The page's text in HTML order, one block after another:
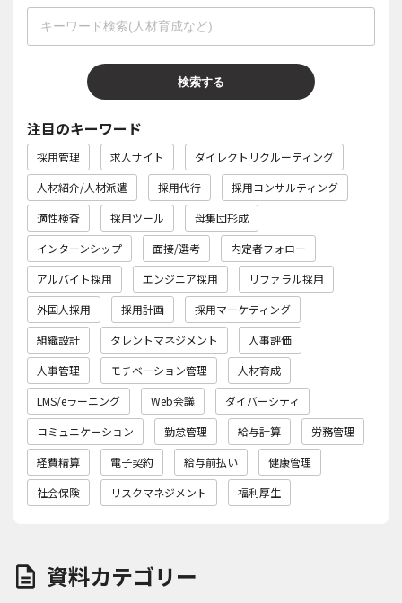
注目のキーワード
採用管理 求人サイト
ダイレクトリクルーティング
人材紹介/人材派遣
採用代行
採用コンサルティング
適性検査
採用ツール
母集団形成
インターンシップ
面接/選考
内定者フォロー
アルバイト採用
エンジニア採用
リファラル採用
外国人採用
採用計画
採用マーケティング
組織設計
タレントマネジメント
人事評価
人事管理
モチベーション管理
人材育成
LMS/eラーニング
Web会議
ダイバーシティ
コミュニケーション
勤怠管理 給与計算
労務管理
経費精算
電子契約 給与前払い
健康管理
社会保険
リスクマネジメント 福利厚生
資料カテゴリー